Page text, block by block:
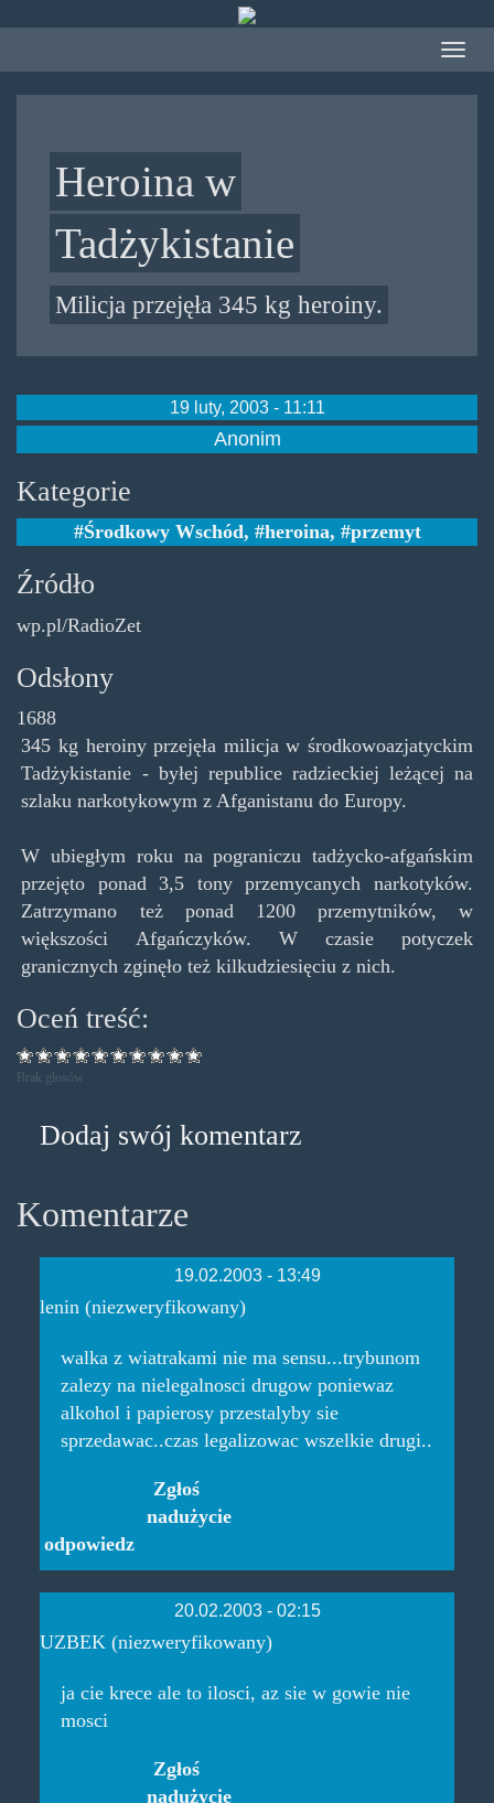
treści
Toggle
Heroina w
Tadżykistanie
Milicja przejęła 345 kg heroiny.
19 luty, 2003 - 11:11
Anonim
Kategorie
Środkowy Wschód, heroina, przemyt
Źródło
wp.pl/RadioZet
Odsłony
1688
345 kg heroiny przejęła milicja w środkowoazjatyckim
Tadżykistanie - byłej republice radzieckiej leżącej na
szlaku narkotykowym z Afganistanu do Europy.
W ubiegłym roku na pograniczu tadżycko-afgańskim
przejęto ponad 3,5 tony przemycanych narkotyków.
Zatrzymano też ponad 1200 przemytników, w
większości Afgańczyków. W czasie potyczek
granicznych zginęło też kilkudziesięciu z nich.
Oceń treść:
Brak głosów
Dodaj swój komentarz
Komentarze
19.02.2003 - 13:49
lenin (niezweryfikowany)
walka z wiatrakami nie ma sensu...trybunom
zalezy na nielegalnosci drugow poniewaz
alkohol i papierosy przestalyby sie
sprzedawac..czas legalizowac wszelkie drugi..
odpowiedz
Zgłoś
nadużycie
20.02.2003 - 02:15
UZBEK (niezweryfikowany)
ja cie krece ale to ilosci, az sie w gowie nie
mosci
Zgłoś
nadużycie